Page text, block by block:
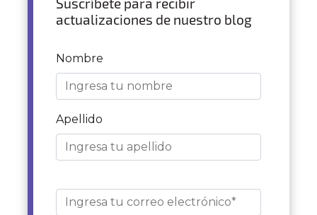
actualizaciones de nuestro blog
Nombre
Apellido